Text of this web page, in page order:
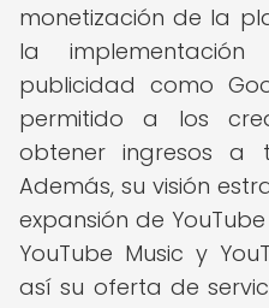
monetización de la
la
publicidad como
permitido a los
obtener ingresos a
Además, su visión
expansión de
YouTube Music y
así su oferta de